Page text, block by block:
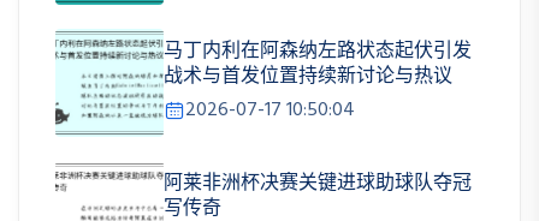
马丁内利在阿森纳左路状态起伏引发
战术与首发位置持续新讨论与热议
2026-07-17 10:50:04
阿莱非洲杯决赛关键进球助球队夺冠
写传奇